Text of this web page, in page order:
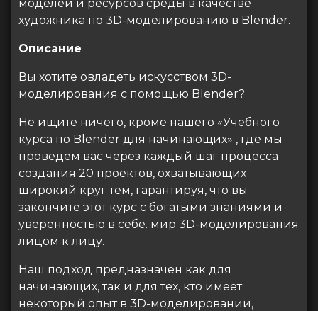
моделей и ресурсов среды в качестве
художника по 3D-моделированию в Blender.
Описание
Вы хотите овладеть искусством 3D-
моделирования с помощью Blender?
Не ищите ничего, кроме нашего «Учебного
курса по Blender для начинающих» , где мы
проведем вас через каждый шаг процесса
создания 20 проектов, охватывающих
широкий круг тем, гарантируя, что вы
закончите этот курс с богатыми знаниями и
уверенностью в себе. мир 3D-моделирования
лицом к лицу.
Наш подход предназначен как для
начинающих, так и для тех, кто имеет
некоторый опыт в 3D-моделировании,